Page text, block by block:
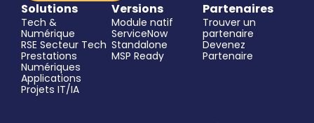
Solutions
Tech &
Numérique
RSE Secteur Tech
Prestations
Numériques
Applications
Projets IT/IA
Versions
Module natif
ServiceNow
Standalone
MSP Ready
Partenaires
Trouver un
partenaire
Devenez
Partenaire